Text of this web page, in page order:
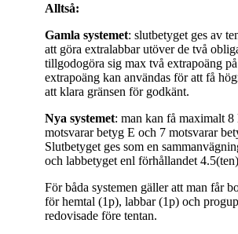
Alltså:
Gamla systemet: slutbetyget ges av
att göra extralabbar utöver de två
tillgodogöra sig max två extrapoäng
extrapoäng kan användas för att få
att klara gränsen för godkänt.
Nya systemet: man kan få maximalt 8
motsvarar betyg E och 7 motsvarar
Slutbetyget ges som en
och labbetyget enl förhållandet
För båda systemen gäller att man får
för hemtal (1p), labbar (1p) och
redovisade före tentan.